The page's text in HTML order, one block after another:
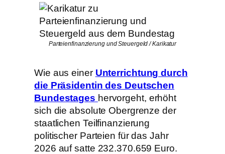
Parteienfinanzierung und Steuergeld / Karikatur
Wie aus einer Unterrichtung durch
die Präsidentin des Deutschen
Bundestages hervorgeht, erhöht
sich die absolute Obergrenze der
staatlichen Teilfinanzierung
politischer Parteien für das Jahr
2026 auf satte 232.370.659 Euro.